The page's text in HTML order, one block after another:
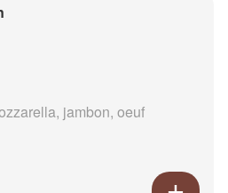
jambon, oeuf